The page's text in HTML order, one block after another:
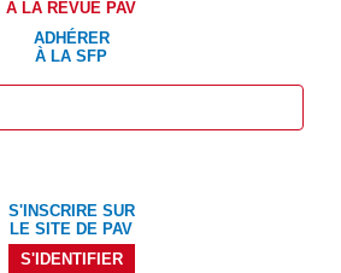
À LA REVUE PAV
ADHÉRER
À LA SFP
S'INSCRIRE SUR
LE SITE DE PAV
S'IDENTIFIER